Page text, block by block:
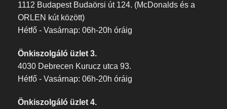
1112 Budapest Budaörsi út 124. (McDonalds és a
ORLEN kút között)
Hétfő - Vasárnap: 06h-20h óráig
Önkiszolgáló üzlet 3.
4030 Debrecen Kurucz utca 93.
Hétfő - Vasárnap: 06h-20h óráig
Önkiszolgáló üzlet 4.